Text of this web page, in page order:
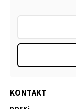
KONTAKT